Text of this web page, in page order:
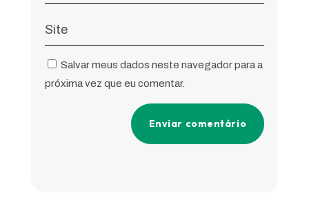
Salvar meus dados neste navegador para a
próxima vez que eu comentar.
Enviar comentário